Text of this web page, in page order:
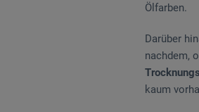
Ölfarben.
Darüber
nachdem,
kaum